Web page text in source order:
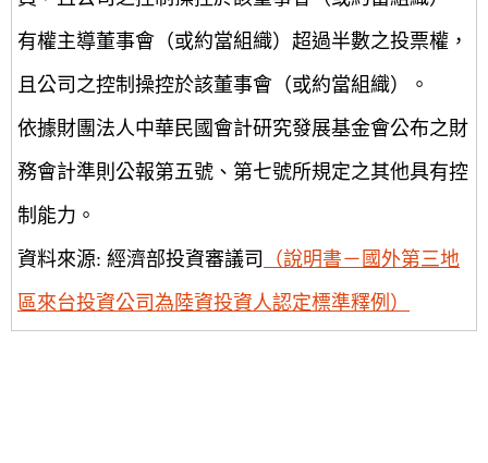
有權主導董事會（或約當組織）超過半數之投票權，
且公司之控制操控於該董事會（或約當組織）。
依據財團法人中華民國會計研究發展基金會公布之財
務會計準則公報第五號、第七號所規定之其他具有控
制能力。
資料來源: 經濟部投資審議司
（說明書－國外第三地
區來台投資公司為陸資投資人認定標準釋例）